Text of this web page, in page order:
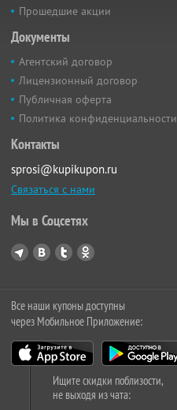
Прошедшие акции
Документы
Агентский договор
Лицензионный договор
Публичная оферта
Политика конфиденциальности
Контакты
sprosi@kupikupon.ru
Связаться с нами
Мы в Соцсетях
Все наши купоны доступны
через Мобильное Приложение:
Ищите скидки поблизости,
не выходя из чата: